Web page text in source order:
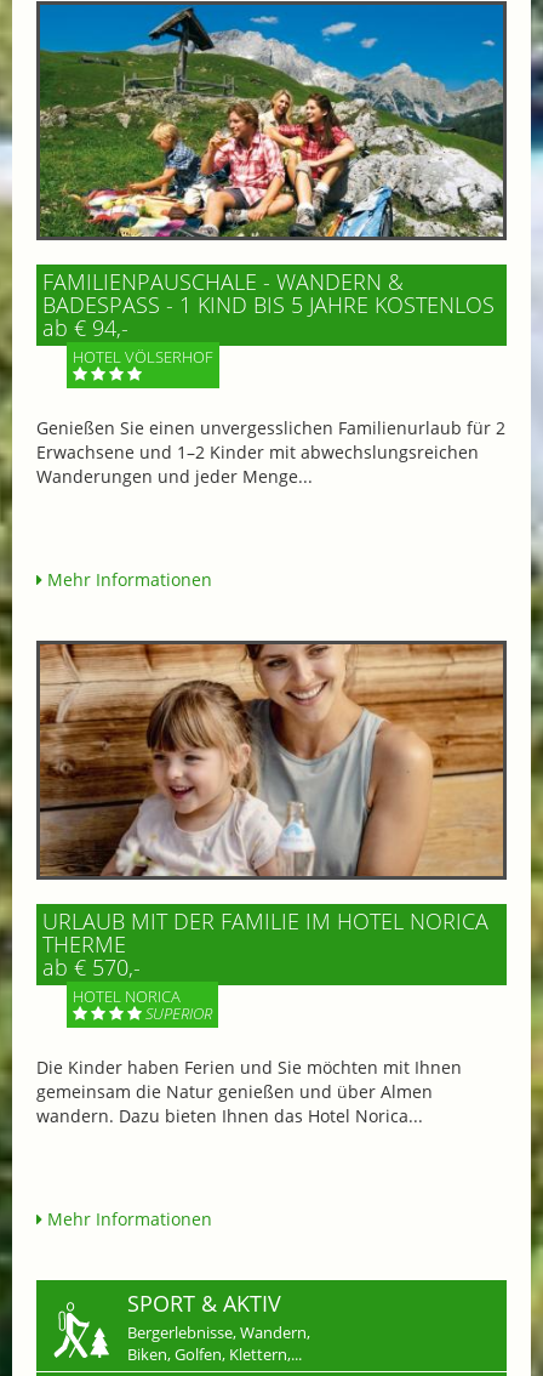
FAMILIENPAUSCHALE - WANDERN &
BADESPASS - 1 KIND BIS 5 JAHRE KOSTENLOS
ab € 94,-
HOTEL VÖLSERHOF
Genießen Sie einen unvergesslichen Familienurlaub für 2
Erwachsene und 1–2 Kinder mit abwechslungsreichen
Wanderungen und jeder Menge...
Mehr Informationen
URLAUB MIT DER FAMILIE IM HOTEL NORICA
THERME
ab € 570,-
HOTEL NORICA
SUPERIOR
Die Kinder haben Ferien und Sie möchten mit Ihnen
gemeinsam die Natur genießen und über Almen
wandern. Dazu bieten Ihnen das Hotel Norica...
Mehr Informationen
SPORT & AKTIV
Bergerlebnisse, Wandern,
Biken, Golfen, Klettern,...